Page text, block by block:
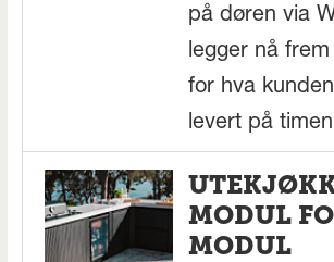
på døren via
legger nå
for hva
levert på
MODUL
MODUL